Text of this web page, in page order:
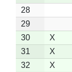
28
29
30
X
31
X
32
X